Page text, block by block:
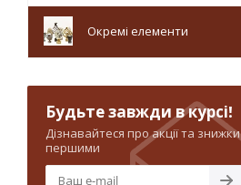
Окремі елементи
Будьте завжди в курсі!
Дізнавайтеся про акції та знижки
першими